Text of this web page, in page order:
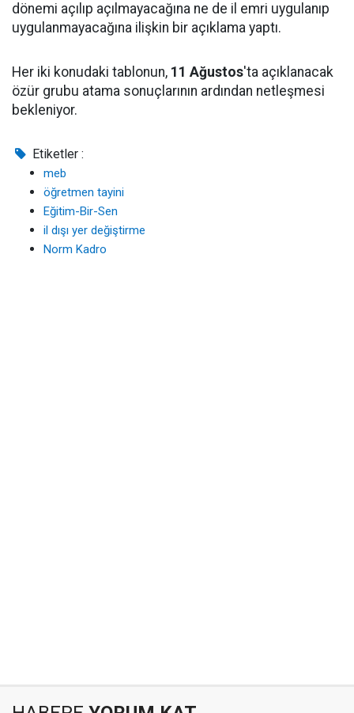
dönemi açılıp açılmayacağına ne de il emri uygulanıp
uygulanmayacağına ilişkin bir açıklama yaptı.
Her iki konudaki tablonun, 11 Ağustos'ta açıklanacak
özür grubu atama sonuçlarının ardından netleşmesi
bekleniyor.
Etiketler :
meb
öğretmen tayini
Eğitim-Bir-Sen
il dışı yer değiştirme
Norm Kadro